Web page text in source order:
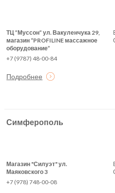
ТЦ ”Муссон” ул. Вакуленчука 29,
магазин “PROFILINE массажное
оборудование”
+7 (9787) 48-00-84
Подробнее
Симферополь
Магазин "Силуэт" ул.
Маяковского 3
+7 (978) 748-00-08